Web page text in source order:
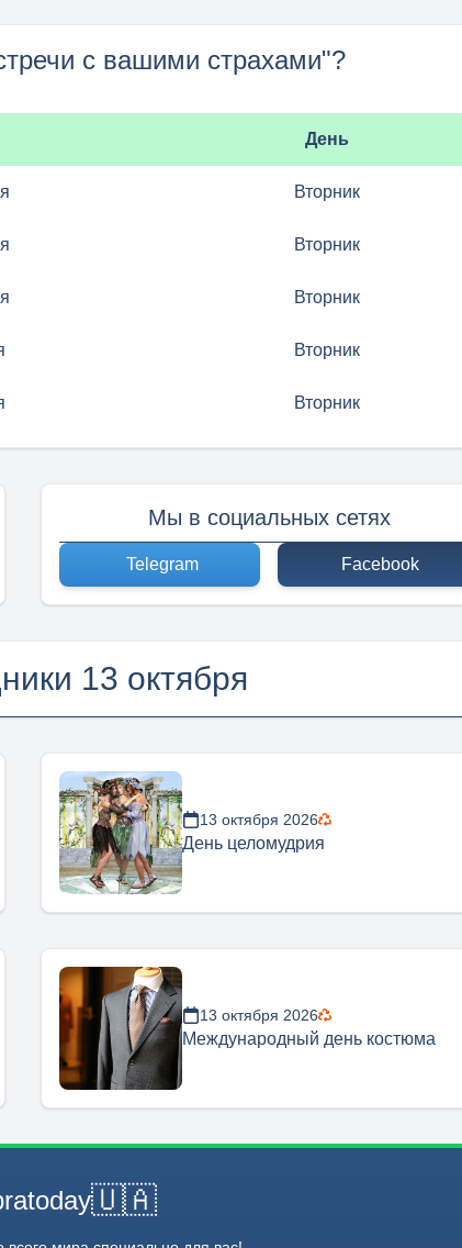
с вашими страхами"?
День
Вторник
Вторник
Вторник
Вторник
Вторник
Мы в социальных сетях
Telegram Facebook
13 октября
13 октября 2026
День целомудрия
13 октября 2026
Международный день костюма
🇺🇦